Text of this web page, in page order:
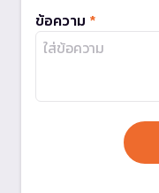
ข้อความ *